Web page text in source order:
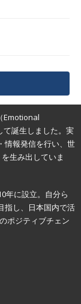
Emotional
て誕生しました。実
情報発信を行い、世
生み出していま
年に設立。自分ら
指し、日本国内で活
ポジティブチェン